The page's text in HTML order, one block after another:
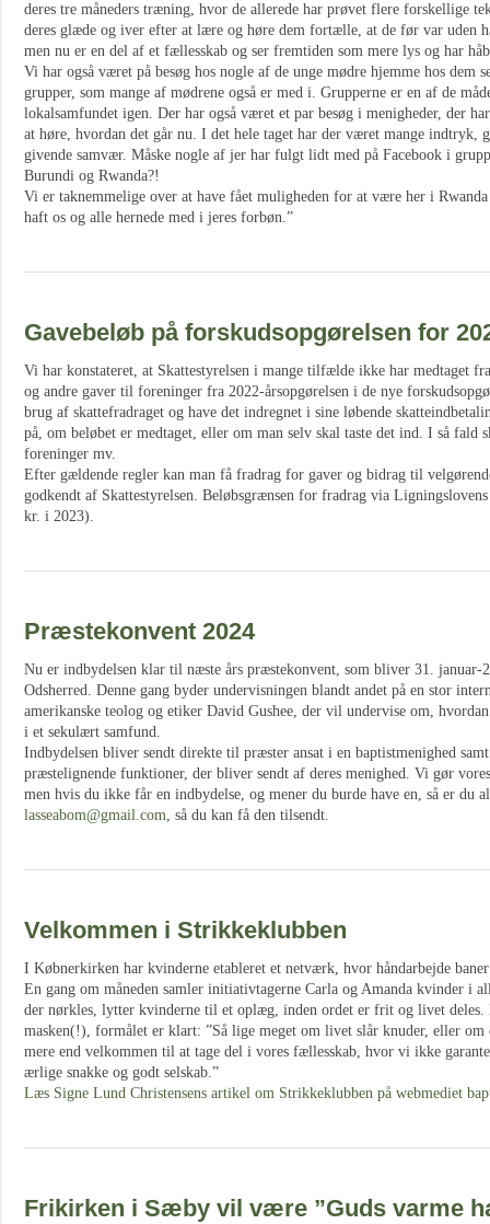
deres tre måneders træning, hvor de allerede har prøvet flere forskellige
deres glæde og iver efter at lære og høre dem fortælle, at de før var uden
men nu er en del af et fællesskab og ser fremtiden som mere lys og har
Vi har også været på besøg hos nogle af de unge mødre hjemme hos dem
grupper, som mange af mødrene også er med i. Grupperne er en af de
lokalsamfundet igen. Der har også været et par besøg i menigheder, der
at høre, hvordan det går nu. I det hele taget har der været mange indtryk,
givende samvær. Måske nogle af jer har fulgt lidt med på Facebook i
Burundi og Rwanda?!
Vi er taknemmelige over at have fået muligheden for at være her i
haft os og alle hernede med i jeres forbøn.”
Gavebeløb på forskudsopgørelsen for
Vi har konstateret, at Skattestyrelsen i mange tilfælde ikke har medtaget
og andre gaver til foreninger fra 2022-årsopgørelsen i de nye
brug af skattefradraget og have det indregnet i sine løbende
på, om beløbet er medtaget, eller om man selv skal taste det ind. I så
foreninger mv.
Efter gældende regler kan man få fradrag for gaver og bidrag til
godkendt af Skattestyrelsen. Beløbsgrænsen for fradrag via
kr. i 2023).
Præstekonvent 2024
Nu er indbydelsen klar til næste års præstekonvent, som bliver 31.
Odsherred. Denne gang byder undervisningen blandt andet på en stor
amerikanske teolog og etiker David Gushee, der vil undervise om,
i et sekulært samfund.
Indbydelsen bliver sendt direkte til præster ansat i en baptistmenighed
præstelignende funktioner, der bliver sendt af deres menighed. Vi gør
men hvis du ikke får en indbydelse, og mener du burde have en, så er
lasseabom@gmail.com, så du kan få den tilsendt.
Velkommen i Strikkeklubben
I Købnerkirken har kvinderne etableret et netværk, hvor håndarbejde
En gang om måneden samler initiativtagerne Carla og Amanda kvinder i
der nørkles, lytter kvinderne til et oplæg, inden ordet er frit og livet deles.
masken(!), formålet er klart: ”Så lige meget om livet slår knuder, eller
mere end velkommen til at tage del i vores fællesskab, hvor vi ikke
ærlige snakke og godt selskab.”
Læs Signe Lund Christensens artikel om Strikkeklubben på webmediet
Frikirken i Sæby vil være ”Guds varme